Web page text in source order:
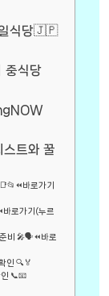
식당🇯🇵
식당
스트와 꿀
바로가기
바로가기(누르
비 🎤🗣️⏪바로
인 🔍🏅
📞📧